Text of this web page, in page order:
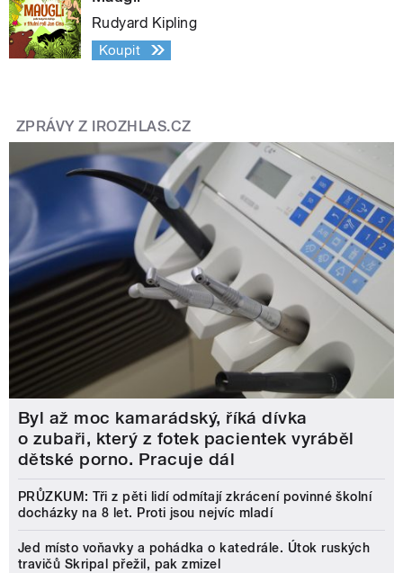
Rudyard Kipling
Koupit
ZPRÁVY Z IROZHLAS.CZ
Byl až moc kamarádský, říká dívka
o zubaři, který z fotek pacientek vyráběl
dětské porno. Pracuje dál
PRŮZKUM: Tři z pěti lidí odmítají zkrácení povinné školní
docházky na 8 let. Proti jsou nejvíc mladí
Jed místo voňavky a pohádka o katedrále. Útok ruských
travičů Skripal přežil, pak zmizel